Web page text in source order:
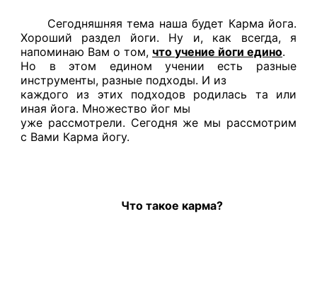
Сегодняшняя тема наша будет Карма йога.
Хороший раздел йоги. Ну и, как всегда, я
напоминаю Вам о том, что учение йоги едино.
Но в этом едином учении есть разные
инструменты, разные подходы. И из
каждого из этих подходов родилась та или
иная йога. Множество йог мы
уже рассмотрели. Сегодня же мы рассмотрим
с Вами Карма йогу.
Что такое карма?